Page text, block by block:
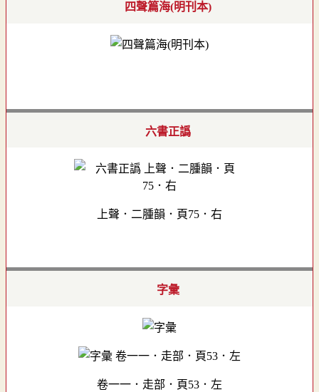
四聲篇海(明刊本)
六書正譌
上聲．二腫韻．頁75．右
字彙
卷一一．走部．頁53．左